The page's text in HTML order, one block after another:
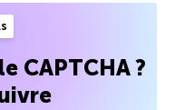
CAPTCHA ?